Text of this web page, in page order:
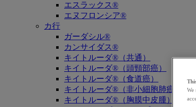
エスラックス®
エヌフロンシア®
カ行
ガーダシル®
カンサイダス®
キイトルーダ®（共通）
キイトルーダ®（頭頸部癌）
キイトルーダ®（食道癌）
キイトルーダ®（非小細胞肺癌）
キイトルーダ®（胸膜中皮腫）
We